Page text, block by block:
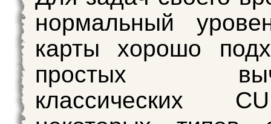
нормальный
карты хорошо
простых
классических